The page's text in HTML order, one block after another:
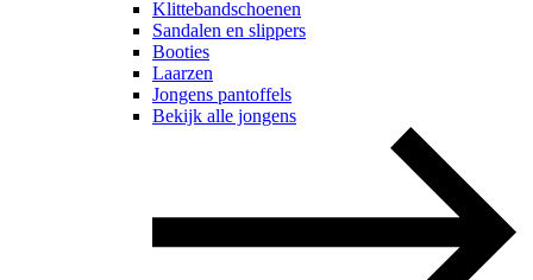
Klittebandschoenen
Sandalen en slippers
Booties
Laarzen
Jongens pantoffels
Bekijk alle jongens